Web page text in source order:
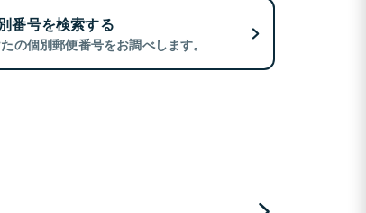
番号を検索する
の個別郵便番号をお調べします。